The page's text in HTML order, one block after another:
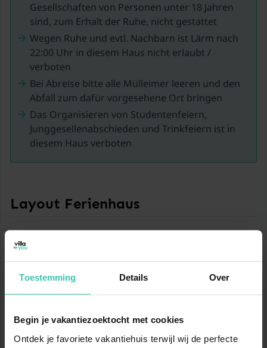
Toestemming Details Over
Begin je vakantiezoektocht met cookies
Ontdek je favoriete vakantiehuis terwijl wij de perfecte
Gesellschaften von Personen unter 18 Jahren
sind, zum Erhalt der Ruhe, nicht gestattet
Wegen Ruhe und evtl. Nachbarn ist Lärm nach
22:00 Uhr in diesem Haus nicht erlaubt /
verboten
Bei Abreise bitte alle Mülleimer leeren und den
Abfall zum dafür vorgesehene Ort bringen
Das Organisieren von Studentenfeiern,
Junggesellenabschieden und Trinkfeiern ist in
diesem Haus verboten
Layout Ferienhaus
In der 7. Etage
Wohnzimmer
Esstisch
Radio
Kaffeemaschine (Filter)
Backofen